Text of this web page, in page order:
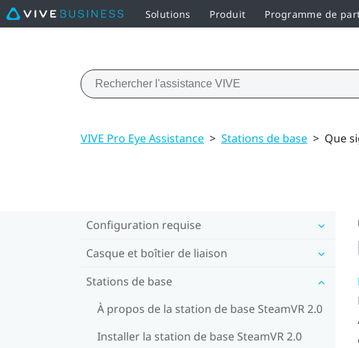
Solutions Produit Programme de
VIVE Pro Eye Assistance > Stations de base > Que
Configuration requise
Casque et boîtier de liaison
Stations de base
À propos de la station de base SteamVR 2.0
Installer la station de base SteamVR 2.0